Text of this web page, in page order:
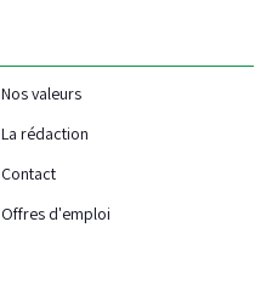
Nos valeurs
La rédaction
Contact
Offres d'emploi